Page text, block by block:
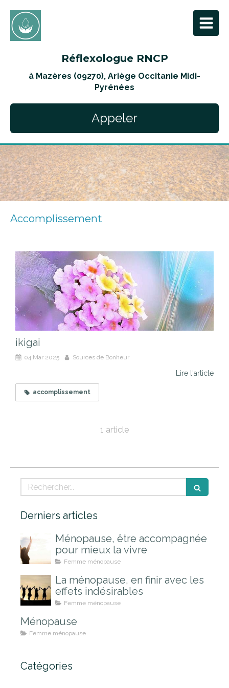
Réflexologue RNCP
à Mazères (09270), Ariège Occitanie Midi-
Pyrénées
Appeler
Accomplissement
ikigai
04 Mar 2025 Sources de Bonheur
Lire l'article
accomplissement
1 article
Rechercher
Derniers articles
Ménopause, être accompagnée
pour mieux la vivre
Femme ménopause
La ménopause, en finir avec les
effets indésirables
Femme ménopause
Ménopause
Femme ménopause
Catégories